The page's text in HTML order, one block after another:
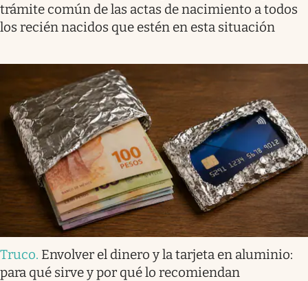
trámite común de las actas de nacimiento a todos
los recién nacidos que estén en esta situación
Truco. Envolver el dinero y la tarjeta en aluminio:
para qué sirve y por qué lo recomiendan